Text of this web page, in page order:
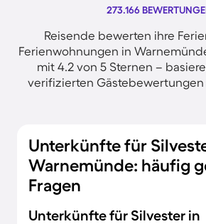
273.166
Reisende bewerten ihre
Ferienwohnungen in
mit 4.2 von 5 Sternen –
verifizierten Gästebewertungen
Unterkünfte für
Warnemünde: häufig
Fragen
Unterkünfte für Silvester in